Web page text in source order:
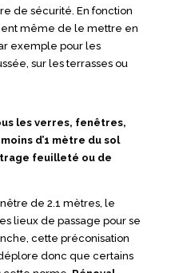
de sécurité. En fonction
même de le mettre en
exemple pour les
sur les terrasses ou
les verres, fenêtres,
d’1 mètre du sol
feuilleté ou de
de 2.1 mètres, le
lieux de passage pour se
cette préconisation
donc que certains